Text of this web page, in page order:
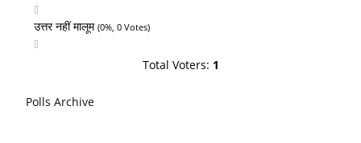
उत्तर नहीं मालूम (0%, 0 Votes)
Total Voters: 1
Polls Archive